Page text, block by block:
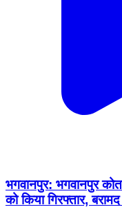
भगवानपुर: भगवानपुर
को किया गिरफ्तार,